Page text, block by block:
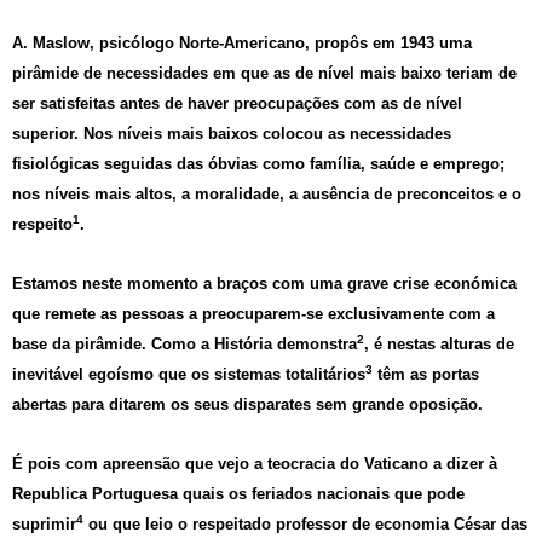
A. Maslow, psicólogo Norte-Americano, propôs em 1943 uma
pirâmide de necessidades em que as de nível mais baixo teriam de
ser satisfeitas antes de haver preocupações com as de nível
superior. Nos níveis mais baixos colocou as necessidades
fisiológicas seguidas das óbvias como família, saúde e emprego;
nos níveis mais altos, a moralidade, a ausência de preconceitos e o
respeito1.
Estamos neste momento a braços com uma grave crise económica
que remete as pessoas a preocuparem-se exclusivamente com a
base da pirâmide. Como a História demonstra2, é nestas alturas de
inevitável egoísmo que os sistemas totalitários3 têm as portas
abertas para ditarem os seus disparates sem grande oposição.
É pois com apreensão que vejo a teocracia do Vaticano a dizer à
Republica Portuguesa quais os feriados nacionais que pode
suprimir4 ou que leio o respeitado professor de economia César das